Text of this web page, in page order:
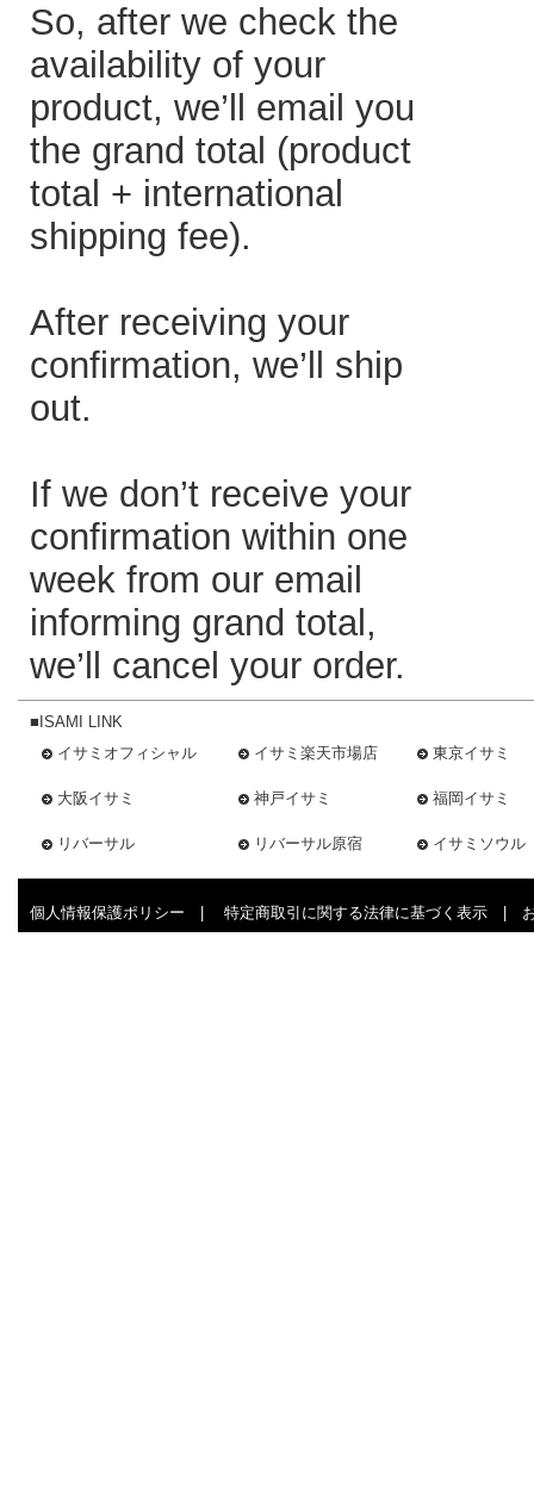
So, after we check the
availability of your
product, we’ll email you
the grand total (product
total + international
shipping fee).
After receiving your
confirmation, we’ll ship
out.
If we don’t receive your
confirmation within one
week from our email
informing grand total,
we’ll cancel your order.
■ISAMI LINK
イサミオフィシャル
イサミ楽天市場店 東京イサミ
大阪イサミ 神戸イサミ 福岡イサミ
リバーサル リバーサル原宿 イサミソウル
個人情報保護ポリシー 特定商取引に関する法律に基づく表示